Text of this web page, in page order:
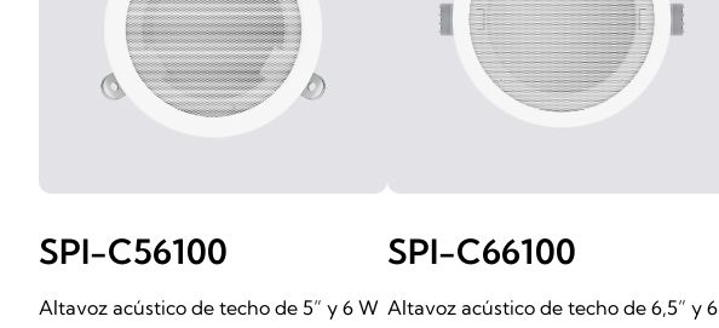
SPI-C56100
Altavoz acústico de techo de 5” y 6 W
SPI-C66100
Altavoz acústico de techo de 6,5” y 6